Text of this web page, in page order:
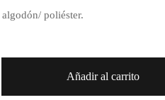
poliéster.
Añadir al carrito